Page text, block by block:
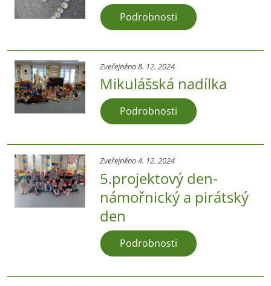
Podrobnosti
Zveřejněno 8. 12. 2024
Mikulášská nadílka
Podrobnosti
Zveřejněno 4. 12. 2024
5.projektový den-
námořnický a pirátský
den
Podrobnosti